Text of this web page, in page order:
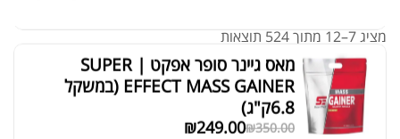
מציג 7–12 מתוך 524 תוצאות
סידור ברירת מחדל
מאס גיינר סופר אפקט | SUPER
EFFECT MASS GAINER (במשקל
6.8ק"ג)
₪350.00
₪249.00